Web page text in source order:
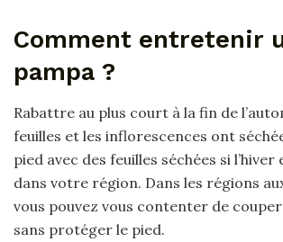
Comment entretenir
pampa ?
Rabattre au plus court à la fin de
feuilles et les inflorescences ont
pied avec des feuilles séchées si
dans votre région. Dans les régions
vous pouvez vous contenter de
sans protéger le pied.